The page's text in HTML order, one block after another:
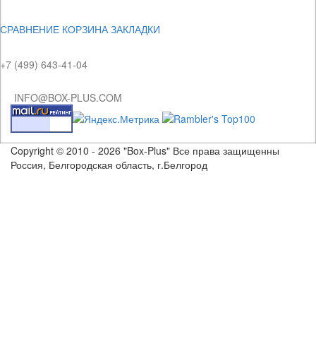
СРАВНЕНИЕ КОРЗИНАЗАКЛАДКИ
+7 (499) 643-41-04
INFO@BOX-PLUS.COM
Copyright © 2010 - 2026 "Box-Plus" Все права защищенны
Россия, Белгородская область, г.Белгород